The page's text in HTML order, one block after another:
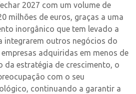
2027 com um volume de
milhões de euros, graças a uma
inorgânico que tem levado a
integrarem outros negócios do
adquiridas em menos de
da estratégia de crescimento, o
com o seu
continuando a garantir a